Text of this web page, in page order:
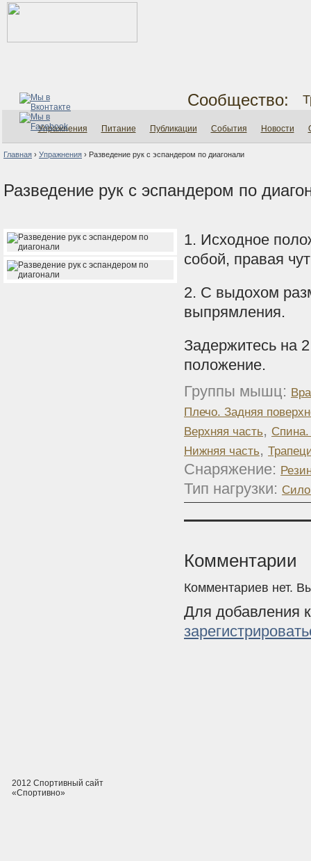
Сообщество:
Упражнения Питание Публикации События Новости
Главная › Упражнения › Разведение рук с эспандером по диагонали
Разведение рук с эспандером по
1. Исходное
собой, правая
2. С выдохом
выпрямления.
Задержитесь на
положение.
Группы мышц:
Плечо. Задняя
Верхняя часть,
Нижняя часть,
Снаряжение:
Тип нагрузки:
Комментарии
Комментариев нет.
Для добавления
2012 Спортивный сайт
«Спортивно»